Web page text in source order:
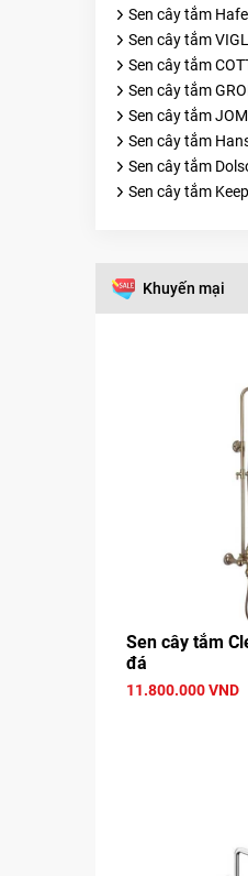
Sen cây tắm
Sen cây tắm
Sen cây tắm
Sen cây tắm
Sen cây tắm
Sen cây tắm
Sen cây tắm
Sen cây tắm
Khuyến mại
Sen cây tắm
đá
11.800.000 VND